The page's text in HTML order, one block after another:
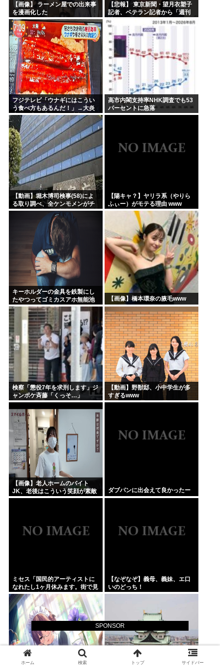
SPONSOR
【画像】 ラーメン屋での出来事
を漫画化した
【悲報】 東京新聞・望月衣塑子
記者、ベテラン記者から「週刊
誌ばかり見てないで現場に行
け！」と怒られ「指差すな」と
応酬する喧嘩動画がネットで...
フジテレビ「ウナギにはこうい
う食べ方もあるんだ！」→大炎
上…日本人「うなぎに失礼」
（画像あり）
高市内閣支持率NHK調査でも53
パーセントに急落
【動画】堀木博司検事(58)によ
る取り調べ、全ケンモメンがチ
ビるくらい怖いと話題に
【陽キャ？】ヤリラ系（やりら
ふぃー）がモテる理由 www
キーホルダーの金具を鉄製にし
たやつってゴミカスアホ無能池
沼？
【画像】橋本環奈の腋毛www
検察「懲役7年を求刑します」ジ
ャンポケ斉藤「くっそ…」
【動画】野獣邸、小中学生が多
すぎるwww
【画像】老人ホームのバイト
JK、老後はこういう笑顔が素敵
な女の子に介護されたいよな
ダブパンに出会えて良かったー
ミセス「国民的アーティストに
なれたし1ヶ月休みます。街で見
かけても声掛けないでね」
【なぞなぞ】義母、義妹、エ口
いのどっち！
ホーム 検索 トップ サイドバー